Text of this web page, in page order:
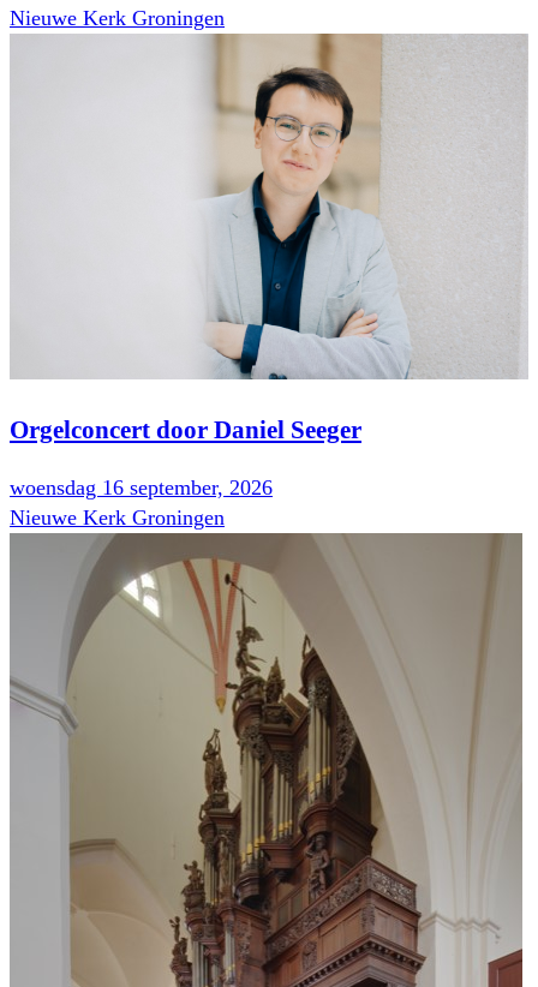
Nieuwe Kerk Groningen
Orgelconcert door Daniel Seeger
woensdag 16 september, 2026
Nieuwe Kerk Groningen